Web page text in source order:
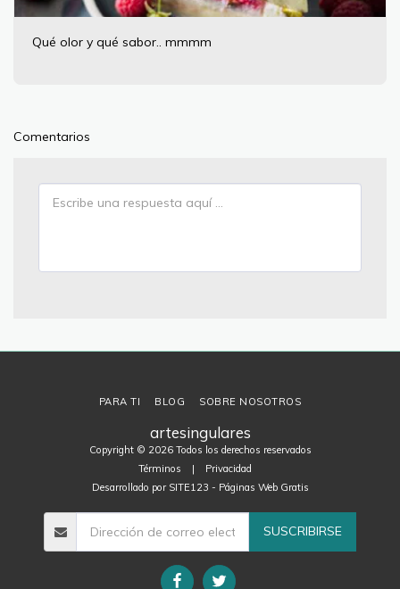
Qué olor y qué sabor.. mmmm
Comentarios
artesingulares
Copyright © 2026 Todos los derechos reservados
Términos |
Privacidad
Desarrollado por SITE123 - Páginas Web Gratis
PARA TI BLOG SOBRE NOSOTROS
SUSCRIBIRSE